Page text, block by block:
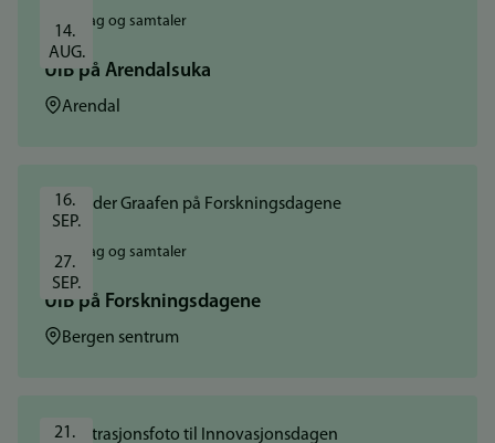
14.
AUG.
Foredrag og samtaler
UiB på Arendalsuka
Sted:Arendal
16.
SEP.
27.
SEP.
Foredrag og samtaler
UiB på Forskningsdagene
Sted:Bergen sentrum
21.